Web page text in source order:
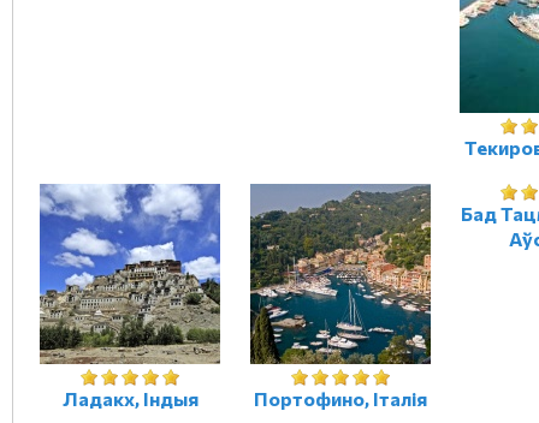
Ладакх, Індыя Портофино, Італія
Бад